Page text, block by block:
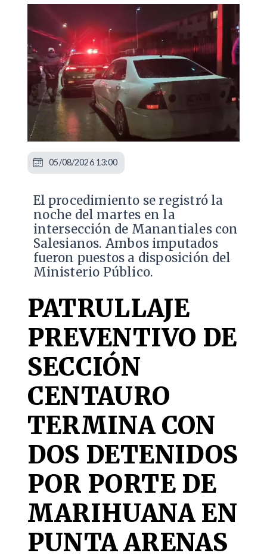
​El procedimiento se registró la
noche del martes en la
intersección de Manantiales con
Salesianos. Ambos imputados
fueron puestos a disposición del
Ministerio Público.
PATRULLAJE
PREVENTIVO DE
SECCIÓN
CENTAURO
TERMINA CON
DOS DETENIDOS
POR PORTE DE
MARIHUANA EN
PUNTA ARENAS
05/08/2026 13:00